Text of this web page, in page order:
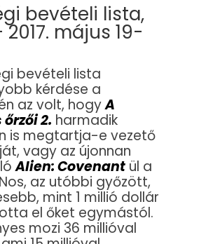
bevételi lista,
2017. május 19-
bevételi lista
kérdése a
az volt, hogyA
2. harmadik
is megtartja-e vezető
vagy az újonnan
Alien: Covenant ül a
az utóbbi győzött,
mint 1 millió dollár
el őket egymástól.
mozi 36 millióval